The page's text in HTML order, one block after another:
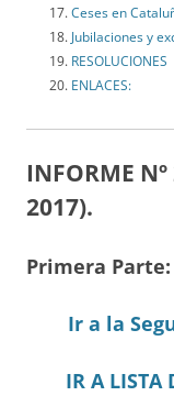
Ceses en
Jubilaciones y
RESOLUCIONES
ENLACES:
INFORME
2017).
Primera Parte:
Ir a la
IR A LISTA